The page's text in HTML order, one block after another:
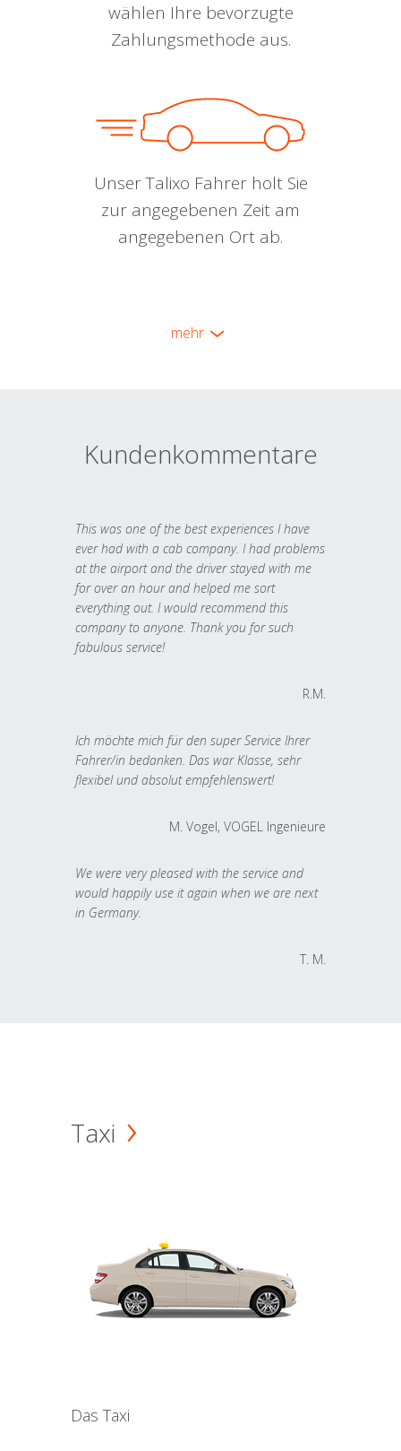
wählen Ihre bevorzugte
Zahlungsmethode aus.
Unser Talixo Fahrer holt Sie
zur angegebenen Zeit am
angegebenen Ort ab.
mehr
Kundenkommentare
This was one of the best experiences I have
ever had with a cab company. I had problems
at the airport and the driver stayed with me
for over an hour and helped me sort
everything out. I would recommend this
company to anyone. Thank you for such
fabulous service!
R.M.
Ich möchte mich für den super Service Ihrer
Fahrer/in bedanken. Das war Klasse, sehr
flexibel und absolut empfehlenswert!
M. Vogel, VOGEL Ingenieure
We were very pleased with the service and
would happily use it again when we are next
in Germany.
T. M.
Taxi
Das Taxi